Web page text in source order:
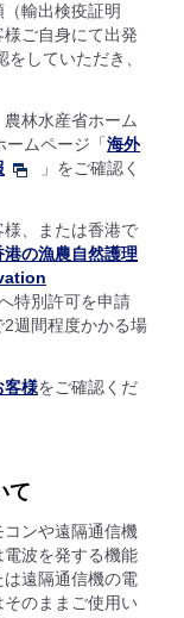
輸出検疫証明
ご自身にて出発
していただき、
林水産省ホーム
ームページ「海外
」をご確認く
、または香港で
港の漁農自然護理
特別許可を申請
週間程度かかる場
客様をご確認くだ
て
ンや遠隔通信機
波を発する機能
遠隔通信機の電
のままご使用い